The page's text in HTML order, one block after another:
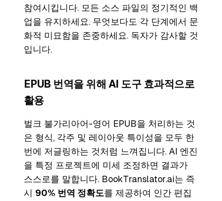
참여시킵니다. 모든 소스 파일의 정기적인 백
업을 유지하세요. 무엇보다도 각 단계에서 문
화적 미묘함을 존중하세요. 독자가 감사할 것
입니다.
EPUB 번역을 위해 AI 도구 효과적으로
활용
벌크 불가리아어-영어 EPUB을 처리하는 것
은 형식, 각주 및 레이아웃 특이성을 모두 한
번에 저글링하는 것처럼 느껴집니다. AI 엔진
을 특정 프로젝트에 미세 조정하면 결과가
스스로를 말합니다. BookTranslator.ai는 즉
시 90% 번역 정확도를 제공하여 인간 편집